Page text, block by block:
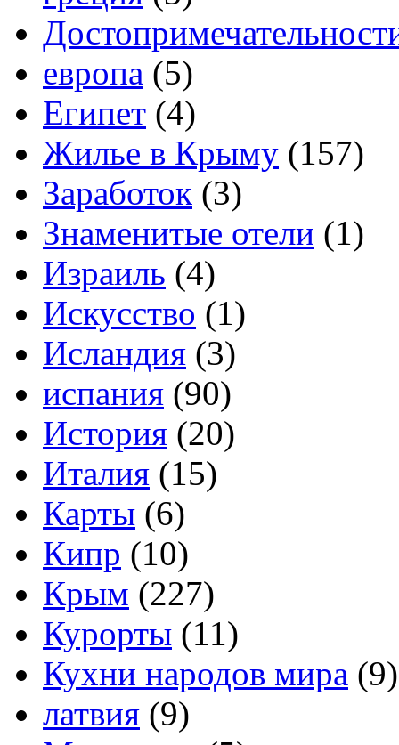
европа (5)
Египет (4)
Жилье в Крыму (157)
Заработок (3)
Знаменитые отели (1)
Израиль (4)
Искусство (1)
Исландия (3)
испания (90)
История (20)
Италия (15)
Карты (6)
Кипр (10)
Крым (227)
Курорты (11)
Кухни народов мира (9)
латвия (9)